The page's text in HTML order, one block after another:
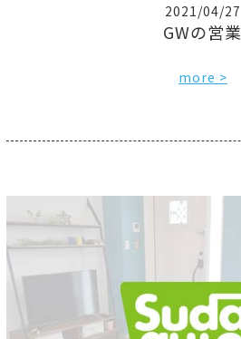
2021/04/27
GWの営業
more >